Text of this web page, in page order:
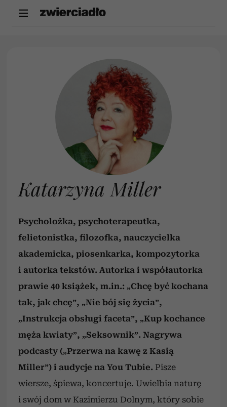
Katarzyna Miller
Psycholożka, psychoterapeutka,
felietonistka, filozofka, nauczycielka
akademicka, piosenkarka, kompozytorka
i autorka tekstów. Autorka i współautorka
prawie 40 książek, m.in.: „Chcę być kochana
tak, jak chcę”, „Nie bój się życia”,
„Instrukcja obsługi faceta”, „Kup kochance
męża kwiaty”, „Seksownik”. Nagrywa
podcasty („Przerwa na kawę z Kasią
Miller”) i audycje na You Tubie. Pisze
wiersze, śpiewa, koncertuje. Uwielbia naturę
i swój dom w Kazimierzu Dolnym, który sobie